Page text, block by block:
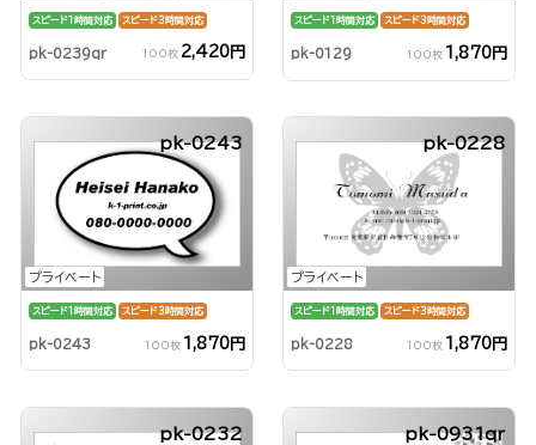
スピード1時間対応 スピード3時間対応
pk-0239qr 100枚 2,420円
スピード1時間対応 スピード3時間対応
pk-0129 100枚 1,870円
プライベート
pk-0243
スピード1時間対応 スピード3時間対応
pk-0243 100枚 1,870円
プライベート
pk-0228
スピード1時間対応 スピード3時間対応
pk-0228 100枚 1,870円
pk-0232 pk-0931qr